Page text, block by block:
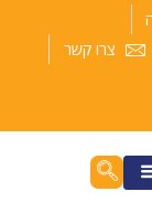
צרו קשר